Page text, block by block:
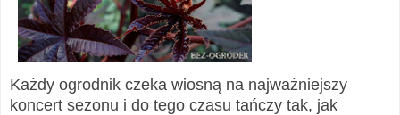
Każdy ogrodnik czeka wiosną na najważniejszy
koncert sezonu i do tego czasu tańczy tak, jak